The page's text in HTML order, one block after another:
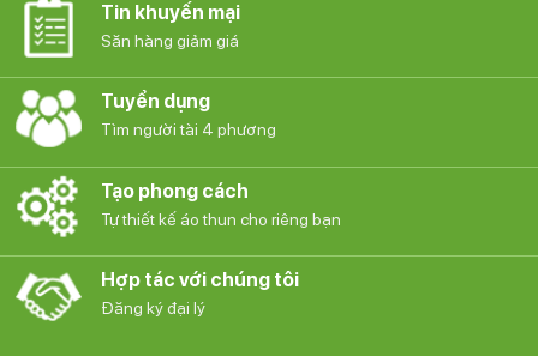
Tin khuyến mại
Săn hàng giảm giá
Tuyển dụng
Tìm người tài 4 phương
Tạo phong cách
Tự thiết kế áo thun cho riêng bạn
Hợp tác với chúng tôi
Đăng ký đại lý